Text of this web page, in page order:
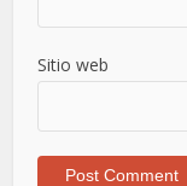
Sitio web